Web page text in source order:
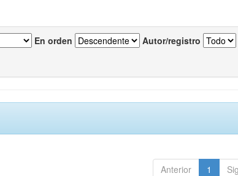
En orden Autor/registro
Anterior 1